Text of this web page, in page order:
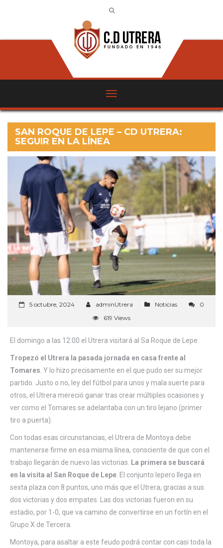
SAN ROQUE DE LEPE – CD UTRERA:
SEGUIR EN LA LÍNEA
5 octubre, 2024 adminUtrera Noticias
0
619 Views
El domingo a las 12:00 el Utrera visitará al Sa Roque de Lepe.
Tropezó el Utrera la pasada jornada en casa frente al
Tomares . Y lo hizo precisamente en el que pudo ser su mejor
partido. Justo o no, ley del fútbol para unos y mala suerte para
otros, el Utrera mereció ganar tras crear múltiples ocasiones y
ver como el Tomares se adelantaba con un tiro lejano (primer
tiro a puerta).
Con todas esas circunstancias, el Utrera de Montoya debe
mantenerse firme en esa misma línea, consciente de que con el
trabajo llegarán de nuevo las victorias.
La primera se buscará
en la visita al San Roque de Lepe . El conjunto lepero llega en
sexta plaza con 8 puntos, uno más que el Utrera, gracias a sus
dos victorias y dos empates. Las dos victorias fueron en su
estadio, por 1-0, que va camino de convertirse en un fortín en el
Grupo X de Tercera.
Montoya, para asaltar a este feudo podrá contar con casi toda la